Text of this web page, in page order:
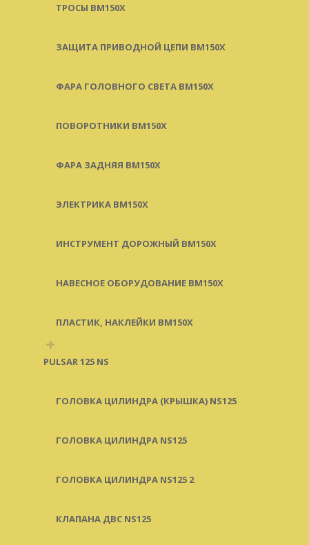
ТРОСЫ BM150X
ЗАЩИТА ПРИВОДНОЙ ЦЕПИ BM150X
ФАРА ГОЛОВНОГО СВЕТА BM150X
ПОВОРОТНИКИ BM150X
ФАРА ЗАДНЯЯ BM150X
ЭЛЕКТРИКА BM150X
ИНСТРУМЕНТ ДОРОЖНЫЙ BM150X
НАВЕСНОЕ ОБОРУДОВАНИЕ BM150X
ПЛАСТИК, НАКЛЕЙКИ BM150X
+
PULSAR 125 NS
ГОЛОВКА ЦИЛИНДРА (КРЫШКА) NS125
ГОЛОВКА ЦИЛИНДРА NS125
ГОЛОВКА ЦИЛИНДРА NS125 2
КЛАПАНА ДВС NS125